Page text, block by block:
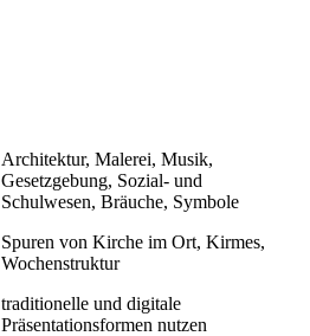
Architektur, Malerei, Musik,
Gesetzgebung, Sozial- und
Schulwesen, Bräuche, Symbole
Spuren von Kirche im Ort, Kirmes,
Wochenstruktur
traditionelle und digitale
Präsentationsformen nutzen